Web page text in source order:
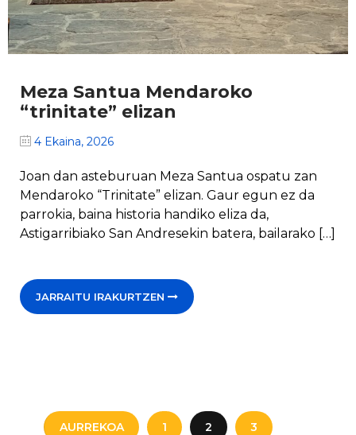
Meza Santua Mendaroko
“trinitate” elizan
4 Ekaina, 2026
Joan dan asteburuan Meza Santua ospatu zan
Mendaroko “Trinitate” elizan. Gaur egun ez da
parrokia, baina historia handiko eliza da,
Astigarribiako San Andresekin batera, bailarako […]
JARRAITU IRAKURTZEN
AURREKOA 1 2 3